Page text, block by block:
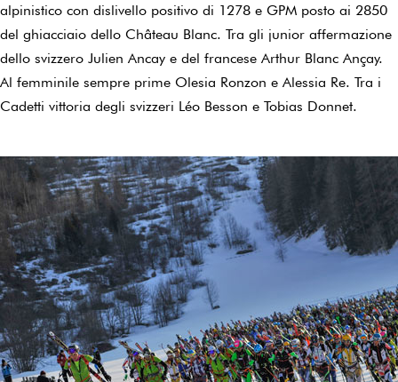
alpinistico con dislivello positivo di 1278 e GPM posto ai 2850
del ghiacciaio dello Château Blanc. Tra gli junior affermazione
dello svizzero Julien Ancay e del francese Arthur Blanc Ançay.
Al femminile sempre prime Olesia Ronzon e Alessia Re. Tra i
Cadetti vittoria degli svizzeri Léo Besson e Tobias Donnet.